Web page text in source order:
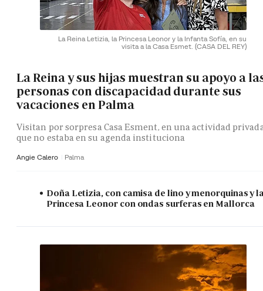
La Reina Letizia, la Princesa Leonor y la Infanta Sofía, en su
visita a la Casa Esmet. (CASA DEL REY)
La Reina y sus hijas muestran su apoyo a
personas con discapacidad durante sus
vacaciones en Palma
Visitan por sorpresa Casa Esment, en una actividad
que no estaba en su agenda instituciona
Angie Calero Palma
Doña Letizia, con camisa de lino y menorquinas y
Princesa Leonor con ondas surferas en Mallorca